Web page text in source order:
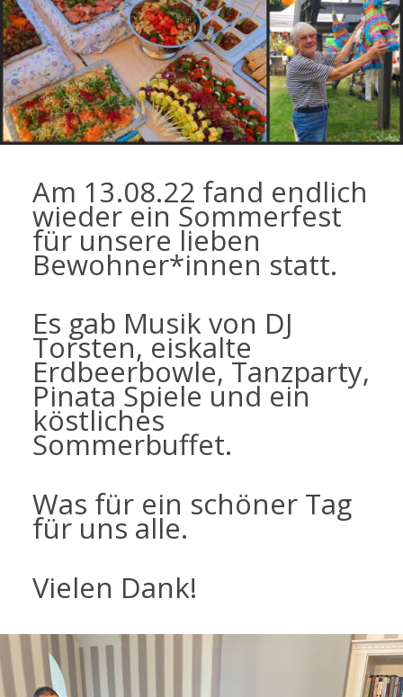
Am 13.08.22 fand endlich
wieder ein Sommerfest
für unsere lieben
Bewohner*innen statt.
Es gab Musik von DJ
Torsten, eiskalte
Erdbeerbowle, Tanzparty,
Pinata Spiele und ein
köstliches
Sommerbuffet.
Was für ein schöner Tag
für uns alle.
Vielen Dank!